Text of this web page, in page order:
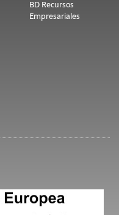
BD Recursos
Empresariales